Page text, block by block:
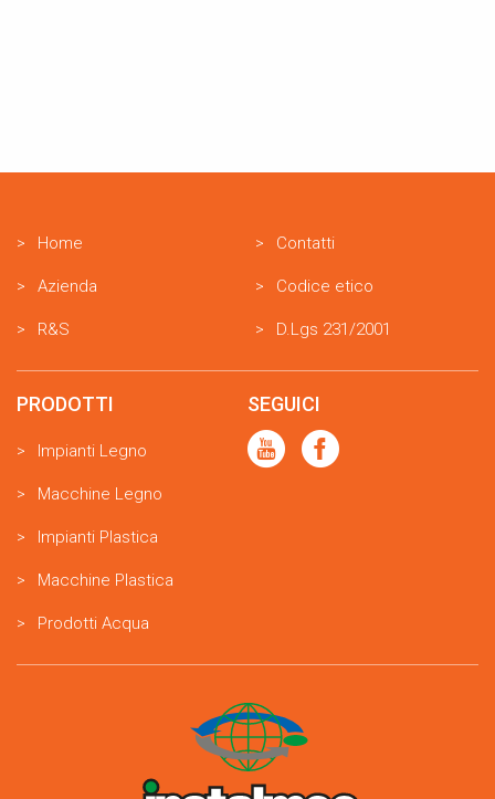
Home
Azienda
R&S
Contatti
Codice etico
D.Lgs 231/2001
PRODOTTI
Impianti Legno
Macchine Legno
Impianti Plastica
Macchine Plastica
Prodotti Acqua
SEGUICI